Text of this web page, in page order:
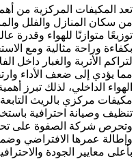
تعد المكيفات المركزية من أهم
من سكان المنازل والفلل
توزيعًا متوازنًا للهواء وقدرة
بكفاءة وراحة مثالية ومع
لتراكم الأتربة والغبار داخل
مما يؤدي إلى ضعف الأداء
الهواء الداخلي، لذلك تبرز
مكيفات مركزي بالريث
تنظيف وصيانة احترافية
وتحرص شركة الصفوة على
وإطالة عمرها الافتراضي
بأعلى معايير الجودة